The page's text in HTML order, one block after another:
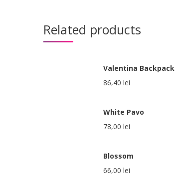
Related products
Valentina Backpack
86,40 lei
White Pavo
78,00 lei
Blossom
66,00 lei